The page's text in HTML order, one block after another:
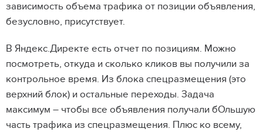
зависимость объема трафика от позиции объявления,
безусловно, присутствует.
В Яндекс.Директе есть отчет по позициям. Можно
посмотреть, откуда и сколько кликов вы получили за
контрольное время. Из блока спецразмещения (это
верхний блок) и остальные переходы. Задача
максимум – чтобы все объявления получали бОльшую
часть трафика из спецразмещения. Плюс ко всему,